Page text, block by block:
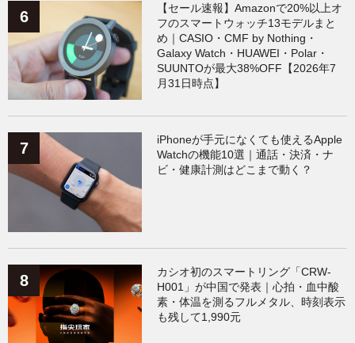
【セール速報】Amazonで20%以上オ
フのスマートウォッチ13モデルまと
め｜CASIO・CMF by Nothing・
Galaxy Watch・HUAWEI・Polar・
SUUNTOが最大38%OFF【2026年7
月31日時点】
iPhoneが手元になくても使えるApple
Watchの機能10選｜通話・決済・ナ
ビ・健康計測はどこまで動く？
カシオ初のスマートリング「CRW-
H001」が中国で発表｜心拍・血中酸
素・体温を測るフルメタル、時刻表示
も残して1,990元